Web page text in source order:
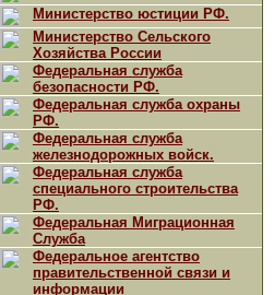
Министерство юстиции РФ.
Министерство Сельского
Хозяйства России
Федеральная служба
безопасности РФ.
Федеральная служба охраны
РФ.
Федеральная служба
железнодорожных войск.
Федеральная служба
специального строительства
РФ.
Федеральная Миграционная
Служба
Федеральное агентство
правительственной связи и
информации